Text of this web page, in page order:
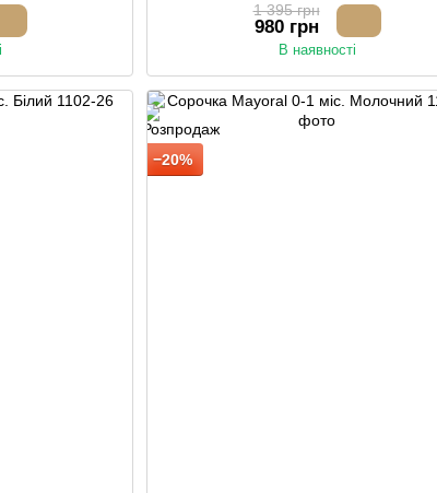
1 395 грн
980 грн
В наявності
−20%